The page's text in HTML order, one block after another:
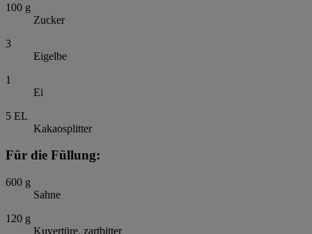
100 g
Zucker
3
Eigelbe
1
Ei
5 EL
Kakaosplitter
Für die Füllung:
600 g
Sahne
120 g
Kuvertüre, zartbitter